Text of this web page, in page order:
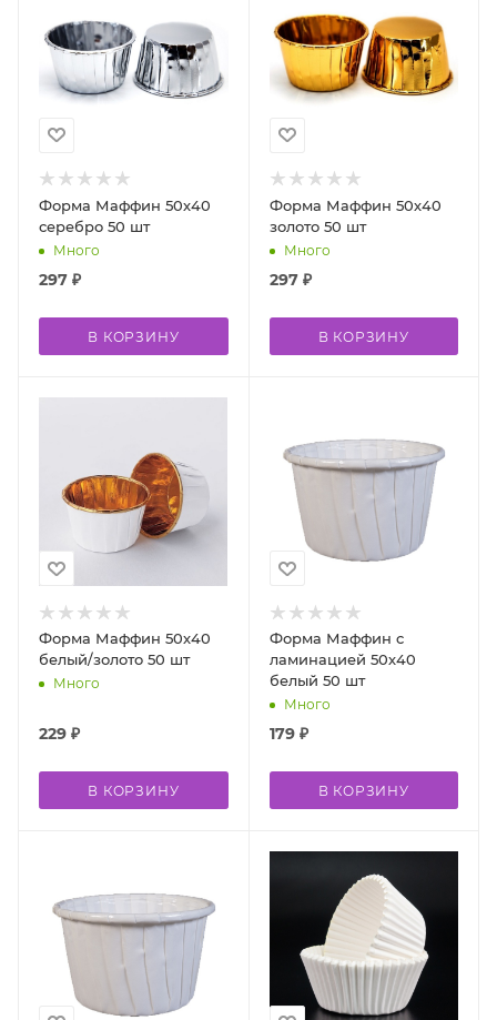
Форма Маффин 50х40
серебро 50 шт
Много
297 ₽
В КОРЗИНУ
Форма Маффин 50х40
золото 50 шт
Много
297₽
В КОРЗИНУ
Форма Маффин 50х40
белый/золото 50 шт
Много
229 ₽
В КОРЗИНУ
Форма Маффин c
ламинацией 50х40
белый 50 шт
Много
179₽
В КОРЗИНУ